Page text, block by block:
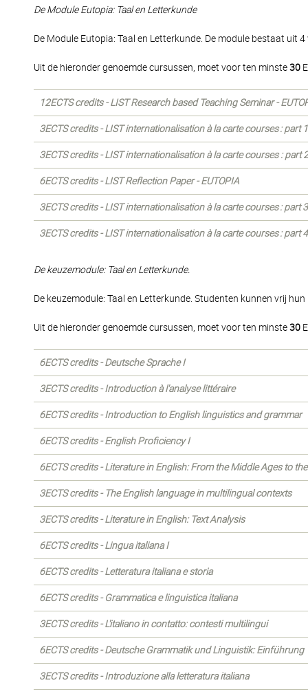
De Module Eutopia: Taal en Letterkunde
De Module Eutopia: Taal en Letterkunde. De module bestaat uit
Uit de hieronder genoemde cursussen, moet voor ten minste30
12ECTS credits - LIST Research based Teaching Seminar -
3ECTS credits - LIST internationalisation à la carte courses : part
3ECTS credits - LIST internationalisation à la carte courses : part
6ECTS credits - LIST Reflection Paper - EUTOPIA
3ECTS credits - LIST internationalisation à la carte courses : part
3ECTS credits - LIST internationalisation à la carte courses : part
De keuzemodule: Taal en Letterkunde.
De keuzemodule: Taal en Letterkunde. Studenten kunnen vrij
Uit de hieronder genoemde cursussen, moet voor ten minste30
6ECTS credits - Deutsche Sprache I
3ECTS credits - Introduction à l'analyse littéraire
6ECTS credits - Introduction to English linguistics and grammar
6ECTS credits - English Proficiency I
6ECTS credits - Literature in English: From the Middle Ages to
3ECTS credits - The English language in multilingual contexts
3ECTS credits - Literature in English: Text Analysis
6ECTS credits - Lingua italiana I
6ECTS credits - Letteratura italiana e storia
6ECTS credits - Grammatica e linguistica italiana
3ECTS credits - L'italiano in contatto: contesti multilingui
6ECTS credits - Deutsche Grammatik und Linguistik: Einführung
3ECTS credits - Introduzione alla letteratura italiana